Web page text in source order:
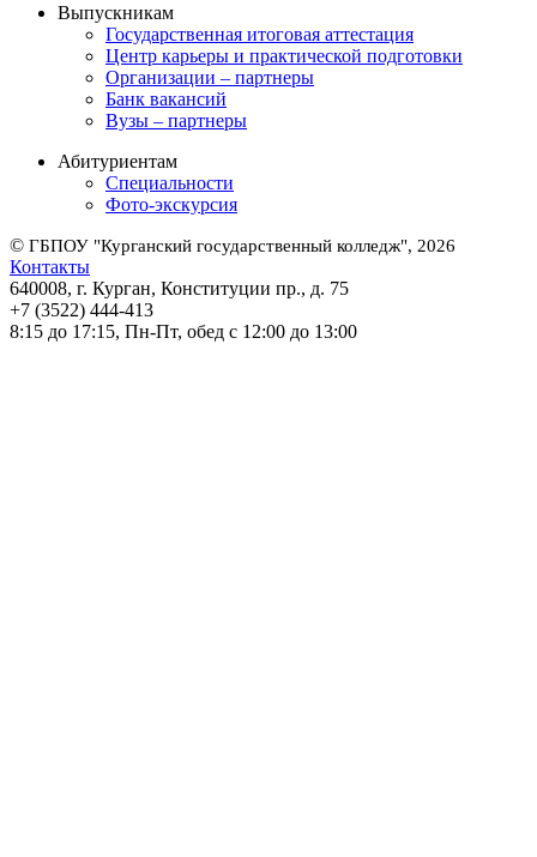
Выпускникам
Государственная итоговая аттестация
Центр карьеры и практической подготовки
Организации – партнеры
Банк вакансий
Вузы – партнеры
Абитуриентам
Специальности
Фото-экскурсия
© ГБПОУ "Курганский государственный колледж", 2026
Контакты
640008, г. Курган, Конституции пр., д. 75
+7 (3522) 444-413
8:15 до 17:15, Пн-Пт, обед с 12:00 до 13:00